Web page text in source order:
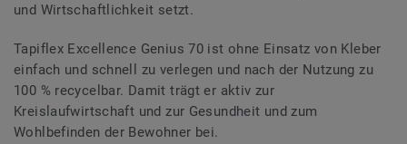
und Wirtschaftlichkeit setzt.
Tapiflex Excellence Genius 70 ist ohne Einsatz von Kleber
einfach und schnell zu verlegen und nach der Nutzung zu
100 % recycelbar. Damit trägt er aktiv zur
Kreislaufwirtschaft und zur Gesundheit und zum
Wohlbefinden der Bewohner bei.